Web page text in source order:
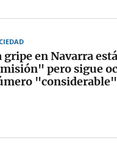
gripe en Navarra
pero sigue